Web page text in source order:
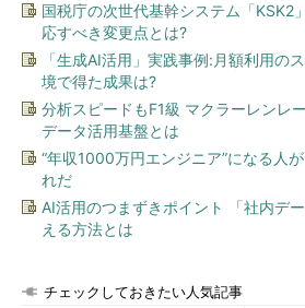
国税庁の次世代基幹システム「KSK2
応すべき変更点とは?
「生成AI活用」実践事例:月額利用の
境で得た成果は?
分析スピードもF1級 マクラーレンレ
データ活用基盤とは
“年収1000万円エンジニア”になる人
れだ
AI活用のつまずきポイント 「社内デ
える方法とは
チェックしておきたい人気記事